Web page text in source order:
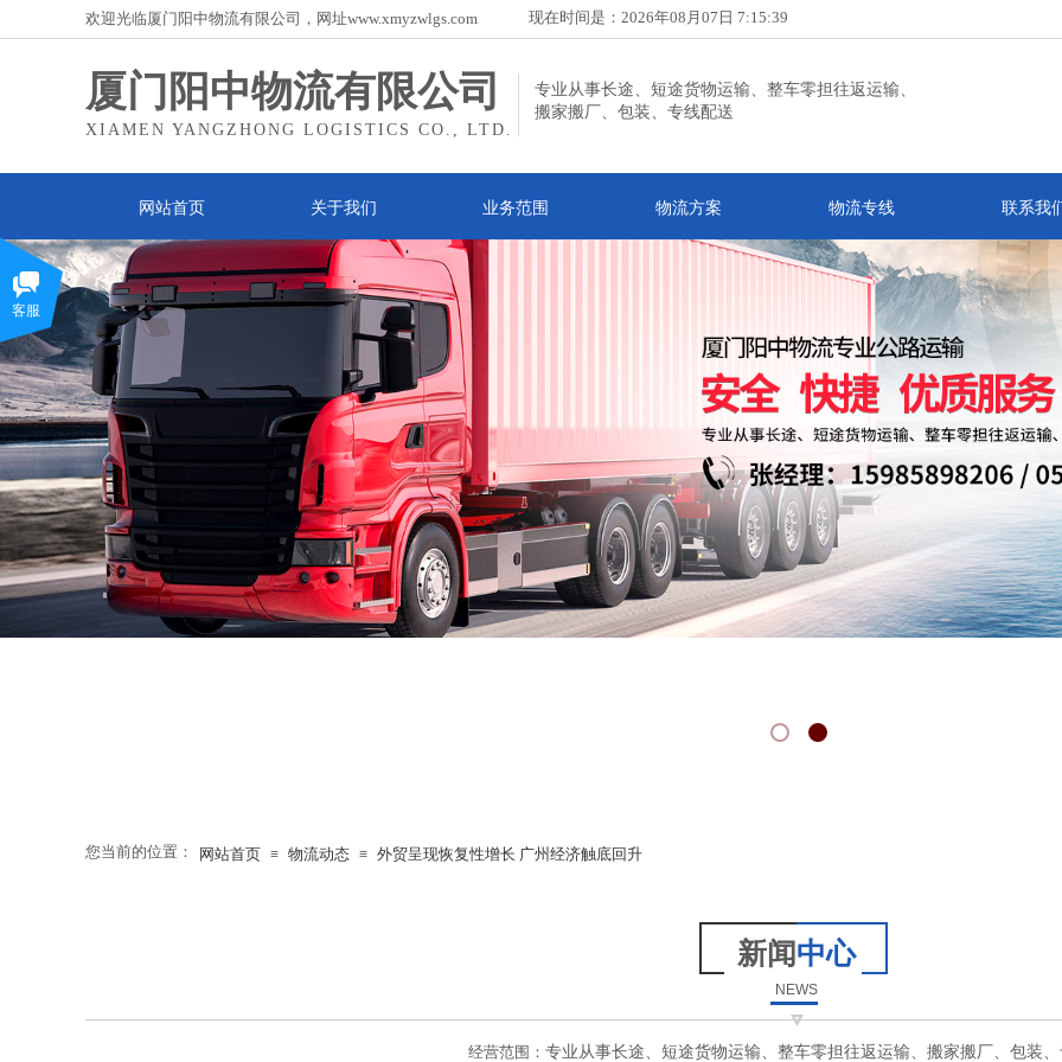
现在时间是：2026年08月07日 7:15:39
欢迎光临厦门阳中物流有限公司，网址www.xmyzwlgs.com
厦门阳中物流有限公司
专业从事长途、短途货物运输、整车零担往返运输、
搬家搬厂、包装、专线配送
XIAMEN YANGZHONG LOGISTICS CO., LTD.
网站首页 关于我们 业务范围 物流方案 物流专线 联系我
您当前的位置： 网站首页 ≡ 物流动态 ≡ 外贸呈现恢复性增长 广州经济触底回升
新闻中心
NEWS
经营范围： 专业从事长途、短途货物运输、整车零担往返运输、搬家搬厂、包装
客服